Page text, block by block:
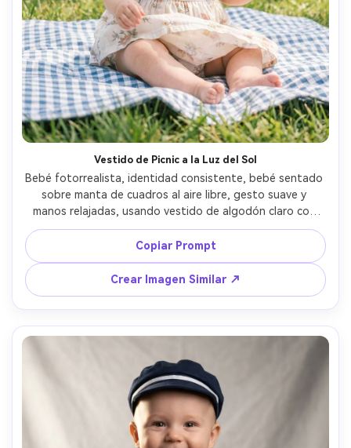
Vestido de Picnic a la Luz del Sol
Bebé fotorrealista, identidad consistente, bebé sentado
sobre manta de cuadros al aire libre, gesto suave y
manos relajadas, usando vestido de algodón claro con
estampado floral, brisa suave moviendo la tela, fondo:
césped verde y árboles distantes difuminados, luz natural
brillante con reflector suave, Fujifilm X-T5, 56mm f/1.2,
encuadre de tres cuartos, gradación aireada de color, piel
y pliegues realistas, recuerdo dulce de verano --ar 4:5
Copiar Prompt
Crear Imagen Similar ↗